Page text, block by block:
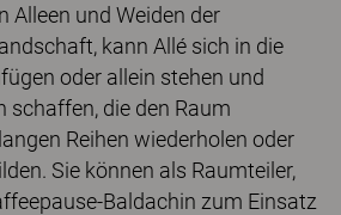
Alleen und Weiden der
kann Allé sich in die
oder allein stehen und
schaffen, die den Raum
Reihen wiederholen oder
Sie können als Raumteiler,
Baldachin zum Einsatz